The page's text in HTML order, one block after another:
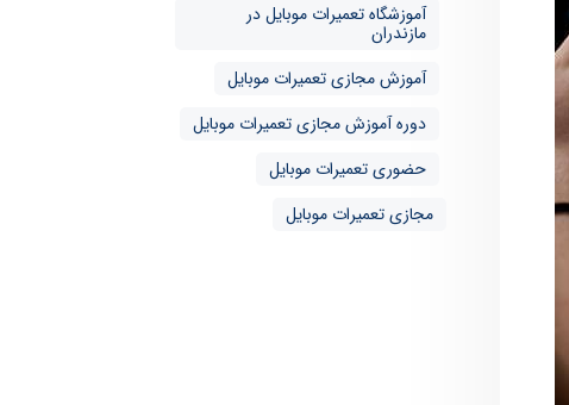
آموزشگاه تعمیرات موبایل در
مازندران
آموزش مجازی تعمیرات موبایل
دوره آموزش مجازی تعمیرات موبایل
حضوری تعمیرات موبایل
مجازی تعمیرات موبایل